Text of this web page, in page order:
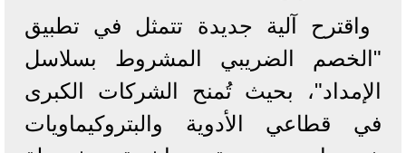
​واقترح آلية جديدة تتمثل في تطبيق
"الخصم الضريبي المشروط بسلاسل
الإمداد"، بحيث تُمنح الشركات الكبرى
في قطاعي الأدوية والبتروكيماويات